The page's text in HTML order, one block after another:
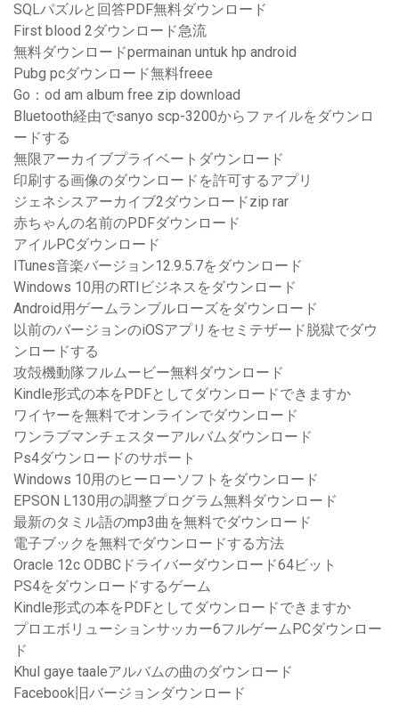
SQLパズルと回答PDF無料ダウンロード
First blood 2ダウンロード急流
無料ダウンロードpermainan untuk hp android
Pubg pcダウンロード無料freee
Go：od am album free zip download
Bluetooth経由でsanyo scp-3200からファイルをダウンロ
ードする
無限アーカイブプライベートダウンロード
印刷する画像のダウンロードを許可するアプリ
ジェネシスアーカイブ2ダウンロードzip rar
赤ちゃんの名前のPDFダウンロード
アイルPCダウンロード
ITunes音楽バージョン12.9.5.7をダウンロード
Windows 10用のRTIビジネスをダウンロード
Android用ゲームランブルローズをダウンロード
以前のバージョンのiOSアプリをセミテザード脱獄でダウ
ンロードする
攻殻機動隊フルムービー無料ダウンロード
Kindle形式の本をPDFとしてダウンロードできますか
ワイヤーを無料でオンラインでダウンロード
ワンラブマンチェスターアルバムダウンロード
Ps4ダウンロードのサポート
Windows 10用のヒーローソフトをダウンロード
EPSON L130用の調整プログラム無料ダウンロード
最新のタミル語のmp3曲を無料でダウンロード
電子ブックを無料でダウンロードする方法
Oracle 12c ODBCドライバーダウンロード64ビット
PS4をダウンロードするゲーム
Kindle形式の本をPDFとしてダウンロードできますか
プロエボリューションサッカー6フルゲームPCダウンロー
ド
Khul gaye taaleアルバムの曲のダウンロード
Facebook旧バージョンダウンロード